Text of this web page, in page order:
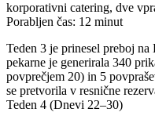
korporativni catering, dve
Porabljen čas: 12 minut
Teden 3 je prinesel preboj
pekarne je generirala 340
povprečjem 20) in 5
se pretvorila v resnične
Teden 4 (Dnevi 22–30)